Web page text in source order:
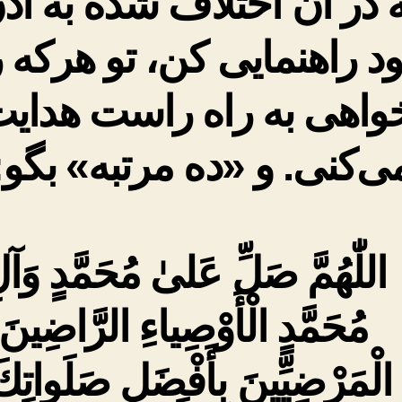
راهنمایى کن، تو هرکه
به راه راست
و «ده مرتبه»
اللّٰهُمَّ صَلِّ عَلىٰ مُحَمَّدٍ
مُحَمَّدٍ الْأَوْصِياءِ الرَّاضِينَ
الْمَرْضِيِّينَ بِأَفْضَلِ